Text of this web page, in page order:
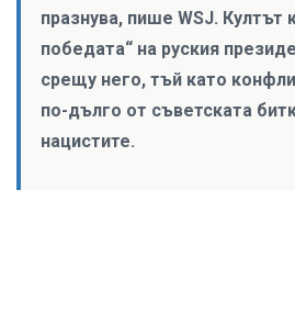
празнува, пише WSJ. Култът
победата“ на руския
срещу него, тъй като
по-дълго от съветската
нацистите.